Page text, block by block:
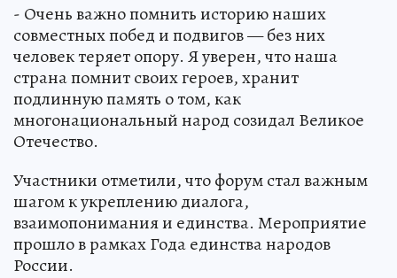
- Очень важно помнить историю наших
совместных побед и подвигов — без них
человек теряет опору. Я уверен, что наша
страна помнит своих героев, хранит
подлинную память о том, как
многонациональный народ созидал Великое
Отечество.
Участники отметили, что форум стал важным
шагом к укреплению диалога,
взаимопонимания и единства. Мероприятие
прошло в рамках Года единства народов
России.